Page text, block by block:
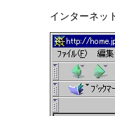
インターネッ